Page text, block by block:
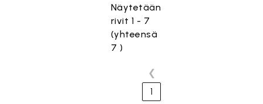
Näytetään
rivit 1 - 7
(yhteensä
7 )
❮
1